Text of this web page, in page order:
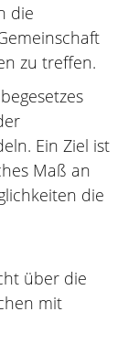
die
zu treffen.
Ein Ziel ist
Maß an
die
über die
mit